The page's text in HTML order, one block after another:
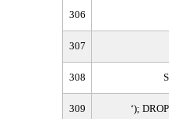
306
307
308
309 ‘);